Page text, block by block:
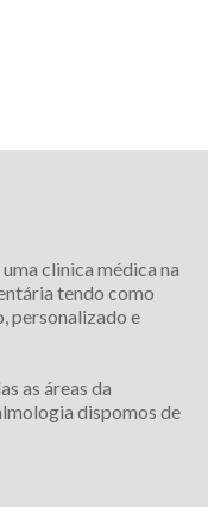
clinica médica na
tendo como
personalizado e
as áreas da
dispomos de